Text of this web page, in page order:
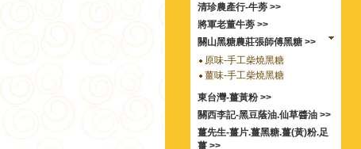
清珍農產行-牛蒡 >>
將軍老董牛蒡 >>
關山黑糖農莊張師傅黑糖 >>
原味-手工柴燒黑糖
薑味-手工柴燒黑糖
東台灣-薑黃粉 >>
關西李記-黑豆蔭油.仙草醬油 >>
薑先生-薑片.薑黑糖.薑(黃)粉.足
薑 >>